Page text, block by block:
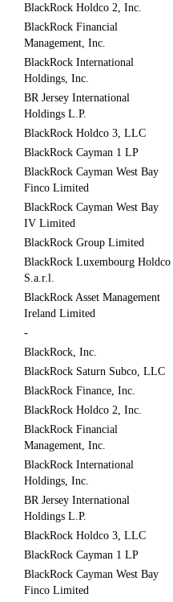
BlackRock Holdco 2, Inc.
BlackRock Financial
Management, Inc.
BlackRock International
Holdings, Inc.
BR Jersey International
Holdings L.P.
BlackRock Holdco 3, LLC
BlackRock Cayman 1 LP
BlackRock Cayman West Bay
Finco Limited
BlackRock Cayman West Bay
IV Limited
BlackRock Group Limited
BlackRock Luxembourg Holdco
S.a.r.l.
BlackRock Asset Management
Ireland Limited
-
BlackRock, Inc.
BlackRock Saturn Subco, LLC
BlackRock Finance, Inc.
BlackRock Holdco 2, Inc.
BlackRock Financial
Management, Inc.
BlackRock International
Holdings, Inc.
BR Jersey International
Holdings L.P.
BlackRock Holdco 3, LLC
BlackRock Cayman 1 LP
BlackRock Cayman West Bay
Finco Limited